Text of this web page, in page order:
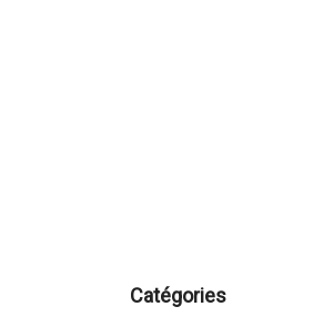
Catégories